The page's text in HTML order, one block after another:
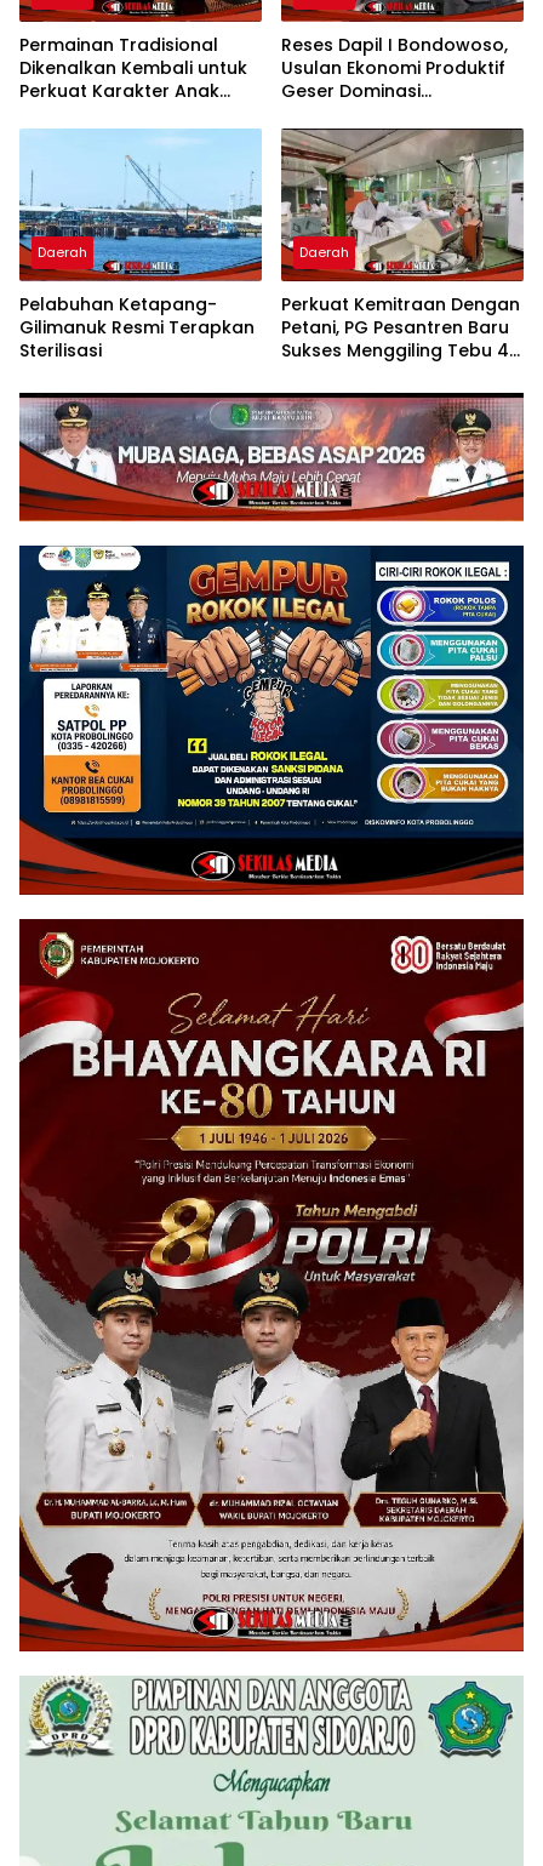
Permainan Tradisional
Dikenalkan Kembali untuk
Perkuat Karakter Anak
Reses Dapil I Bondowoso,
Usulan Ekonomi Produktif
Geser Dominasi
Daerah
Pelabuhan Ketapang-
Gilimanuk Resmi Terapkan
Sterilisasi
Daerah
Perkuat Kemitraan Dengan
Petani, PG Pesantren Baru
Sukses Menggiling Tebu 4